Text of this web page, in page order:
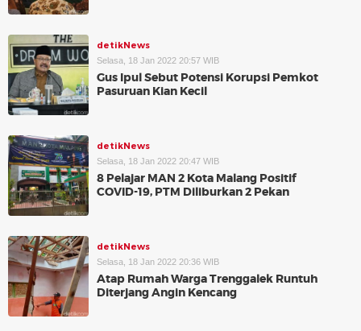
detikNews
Selasa, 18 Jan 2022 20:57 WIB
Gus Ipul Sebut Potensi Korupsi Pemkot
Pasuruan Kian Kecil
detikNews
Selasa, 18 Jan 2022 20:47 WIB
8 Pelajar MAN 2 Kota Malang Positif
COVID-19, PTM Diliburkan 2 Pekan
detikNews
Selasa, 18 Jan 2022 20:36 WIB
Atap Rumah Warga Trenggalek Runtuh
Diterjang Angin Kencang